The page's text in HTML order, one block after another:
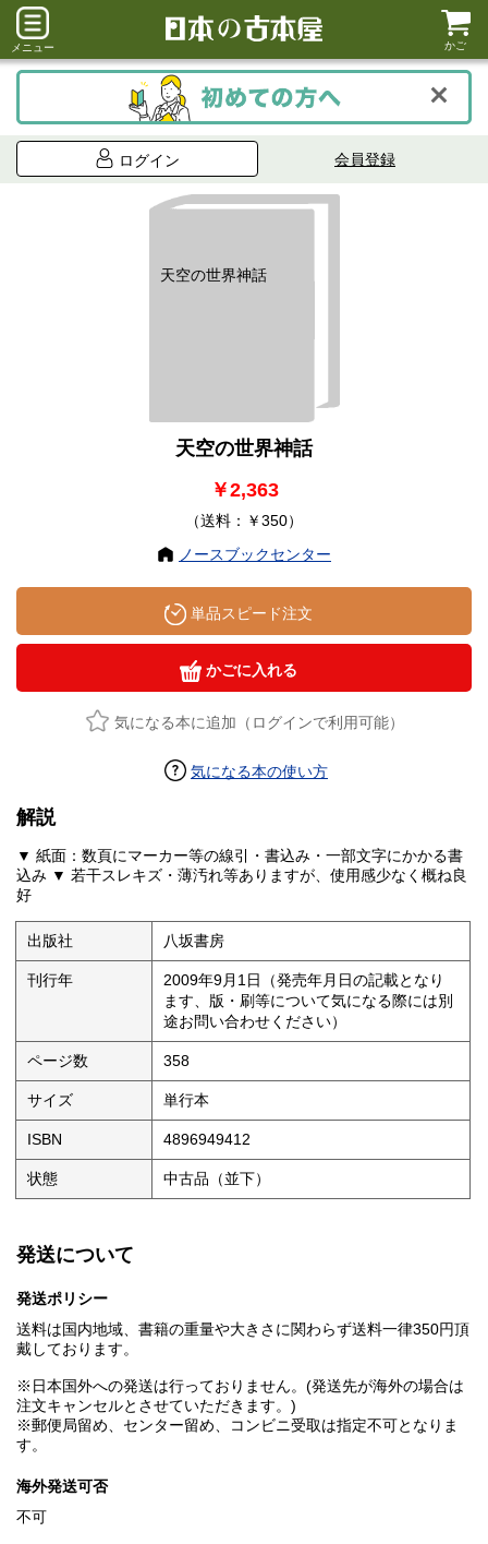
メニュー かご
ログイン 会員登録
天空の世界神話
天空の世界神話
￥2,363
（送料：￥350）
ノースブックセンター
単品スピード注文
かごに入れる
気になる本に追加（ログインで利用可能）
気になる本の使い方
解説
▼ 紙面：数頁にマーカー等の線引・書込み・一部文字にかかる書
込み ▼ 若干スレキズ・薄汚れ等ありますが、使用感少なく概ね良
好
出版社 八坂書房
刊行年
2009年9月1日（発売年月日の記載となり
ます、版・刷等について気になる際には別
途お問い合わせください）
ページ数 358
サイズ 単行本
ISBN 4896949412
状態 中古品（並下）
発送について
発送ポリシー
送料は国内地域、書籍の重量や大きさに関わらず送料一律350円頂
戴しております。
※日本国外への発送は行っておりません。(発送先が海外の場合は
注文キャンセルとさせていただきます。)
※郵便局留め、センター留め、コンビニ受取は指定不可となりま
す。
海外発送可否
不可